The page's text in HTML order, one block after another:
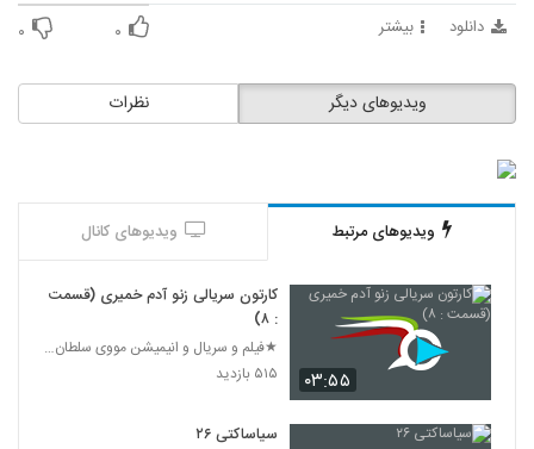
۳۹۴ بازدید
82
۵۴۵ بازدید
دانلود بیشتر ۰ ۰
نظرات ویدیوهای دیگر
ویدیوهای مرتبط ویدیوهای کانال
۰۳:۵۵
کارتون سریالی زنو آدم خمیری (قسمت
: ۸)
★فیلم و سریال و انیمیشن مووی سلطان 24★
۵۱۵ بازدید
سیاساکتی ۲۶